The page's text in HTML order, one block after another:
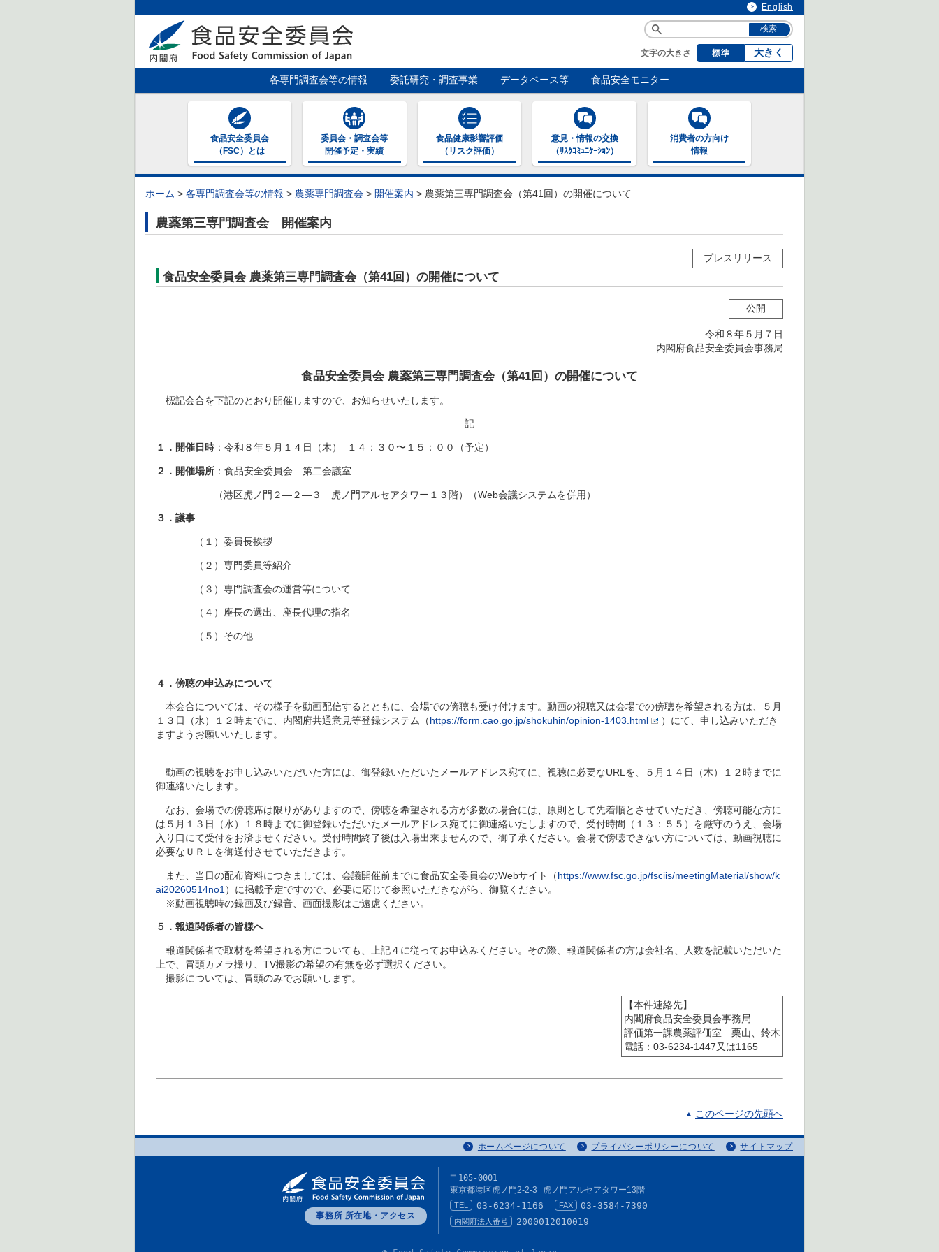
English
文字の大きさ 標準 大きく
各専門調査会等の情報 委託研究・調査事業 データベース等 食品安全モニター
食品安全委員会
（FSC）とは
委員会・調査会等
開催予定・実績
食品健康影響評価
（リスク評価）
意見・情報の交換
（ﾘｽｸｺﾐｭﾆｹｰｼｮﾝ）
消費者の方向け
情報
ホーム > 各専門調査会等の情報 > 農薬専門調査会 > 開催案内 > 農薬第三専門調査会（第41回）の開催について
農薬第三専門調査会 開催案内
プレスリリース
食品安全委員会 農薬第三専門調査会（第41回）の開催について
公開
令和８年５月７日
内閣府食品安全委員会事務局
食品安全委員会 農薬第三専門調査会（第41回）の開催について
標記会合を下記のとおり開催しますので、お知らせいたします。
記
１．開催日時 ：令和８年５月１４日（木） １４：３０〜１５：００（予定）
２．開催場所 ：食品安全委員会 第二会議室
（港区虎ノ門２—２—３ 虎ノ門アルセアタワー１３階）（Web会議システムを併用）
３．議事
（１）委員長挨拶
（２）専門委員等紹介
（３）専門調査会の運営等について
（４）座長の選出、座長代理の指名
（５）その他
４．傍聴の申込みについて
本会合については、その様子を動画配信するとともに、会場での傍聴も受け付けます。動画の視聴又は会場での傍聴を希望される方は、５月
１３日（水）１２時までに、内閣府共通意見等登録システム（ https://form.cao.go.jp/shokuhin/opinion-1403.html
）にて、申し込みいただき
ますようお願いいたします。
動画の視聴をお申し込みいただいた方には、御登録いただいたメールアドレス宛てに、視聴に必要なURLを、５月１４日（木）１２時までに
御連絡いたします。
なお、会場での傍聴席は限りがありますので、傍聴を希望される方が多数の場合には、原則として先着順とさせていただき、傍聴可能な方に
は５月１３日（水）１８時までに御登録いただいたメールアドレス宛てに御連絡いたしますので、受付時間（１３：５５）を厳守のうえ、会場
入り口にて受付をお済ませください。受付時間終了後は入場出来ませんので、御了承ください。会場で傍聴できない方については、動画視聴に
必要なＵＲＬを御送付させていただきます。
また、当日の配布資料につきましては、会議開催前までに食品安全委員会のWebサイト（ https://www.fsc.go.jp/fsciis/meetingMaterial/show/k
ai20260514no1 ）に掲載予定ですので、必要に応じて参照いただきながら、御覧ください。
※動画視聴時の録画及び録音、画面撮影はご遠慮ください。
５．報道関係者の皆様へ
報道関係者で取材を希望される方についても、上記４に従ってお申込みください。その際、報道関係者の方は会社名、人数を記載いただいた
上で、冒頭カメラ撮り、TV撮影の希望の有無を必ず選択ください。
撮影については、冒頭のみでお願いします。
【本件連絡先】
内閣府食品安全委員会事務局
評価第一課農薬評価室 栗山、鈴木
電話：03-6234-1447又は1165
このページの先頭へ
ホームページについて プライバシーポリシーについて サイトマップ
事務所 所在地・アクセス
〒105-0001
東京都港区虎ノ門2-2-3
虎ノ門アルセアタワー13階
TEL 03-6234-1166 FAX 03-3584-7390
内閣府法人番号 2000012010019